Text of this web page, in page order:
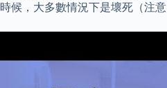
時候，大多數情況下是壞死（注意